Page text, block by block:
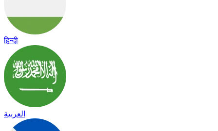
हिन्दी
العربية